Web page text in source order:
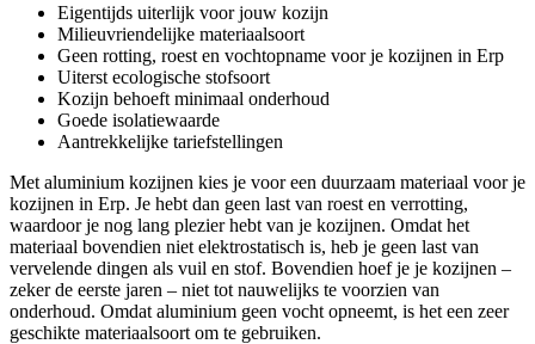
Eigentijds uiterlijk voor jouw kozijn
Milieuvriendelijke materiaalsoort
Geen rotting, roest en vochtopname voor je kozijnen in Erp
Uiterst ecologische stofsoort
Kozijn behoeft minimaal onderhoud
Goede isolatiewaarde
Aantrekkelijke tariefstellingen
Met aluminium kozijnen kies je voor een duurzaam materiaal voor je
kozijnen in Erp. Je hebt dan geen last van roest en verrotting,
waardoor je nog lang plezier hebt van je kozijnen. Omdat het
materiaal bovendien niet elektrostatisch is, heb je geen last van
vervelende dingen als vuil en stof. Bovendien hoef je je kozijnen –
zeker de eerste jaren – niet tot nauwelijks te voorzien van
onderhoud. Omdat aluminium geen vocht opneemt, is het een zeer
geschikte materiaalsoort om te gebruiken.